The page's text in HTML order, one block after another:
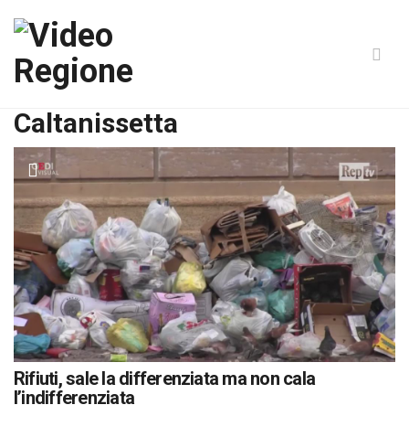
Caltanissetta
Rifiuti, sale la differenziata ma non cala
l’indifferenziata